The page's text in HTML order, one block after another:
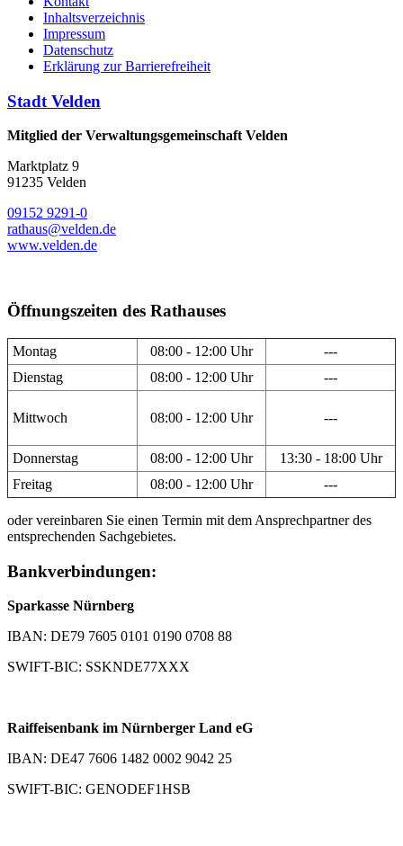
Inhaltsverzeichnis
Impressum
Datenschutz
Erklärung zur Barrierefreiheit
Stadt Velden
Mitglied der Verwaltungsgemeinschaft Velden
Marktplatz 9
91235 Velden
09152 9291-0
rathaus@velden.de
www.velden.de
Öffnungszeiten des Rathauses
Montag 08:00 - 12:00 Uhr
---
Dienstag
08:00 - 12:00 Uhr ---
Mittwoch 08:00 - 12:00 Uhr ---
Donnerstag 08:00 - 12:00 Uhr
13:30 - 18:00 Uhr
Freitag
08:00 - 12:00 Uhr ---
oder vereinbaren Sie einen Termin mit dem Ansprechpartner des
entsprechenden Sachgebietes.
Bankverbindungen:
Sparkasse Nürnberg
IBAN: DE79 7605 0101 0190 0708 88
SWIFT-BIC: SSKNDE77XXX
Raiffeisenbank im Nürnberger Land eG
IBAN: DE47 7606 1482 0002 9042 25
SWIFT-BIC: GENODEF1HSB